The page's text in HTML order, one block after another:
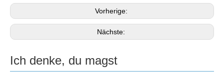
Vorherige:
Nächste:
Ich denke, du magst